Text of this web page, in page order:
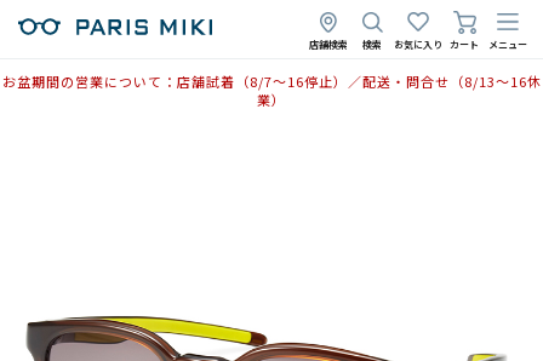
店舗検索 検索 お気に入り カート メニュー
お盆期間の営業について：店舗試着（8/7〜16停止）／配送・問合せ（8/13〜16休
業）